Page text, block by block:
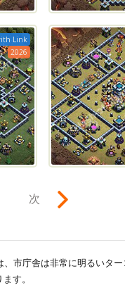
Link
2026
次
、市庁舎は非常に明るいタ
す。